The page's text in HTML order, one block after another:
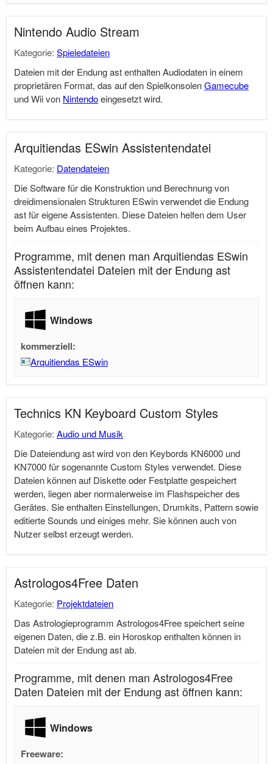
Nintendo Audio Stream
Kategorie: Spieledateien
Dateien mit der Endung ast enthalten Audiodaten in einem
proprietären Format, das auf den SpielkonsolenGamecube
und Wii von Nintendoeingesetzt wird.
Arquitiendas ESwin Assistentendatei
Kategorie: Datendateien
Die Software für die Konstruktion und Berechnung von
dreidimensionalen Strukturen ESwin verwendet die Endung
ast für eigene Assistenten. Diese Dateien helfen dem User
beim Aufbau eines Projektes.
Programme, mit denen man Arquitiendas ESwin
Assistentendatei Dateien mit der Endung ast
öffnen kann:
Windows
kommerziell:
Arquitiendas ESwin
Technics KN Keyboard Custom Styles
Kategorie: Audio und Musik
Die Dateiendung ast wird von den Keybords KN6000 und
KN7000 für sogenannte Custom Styles verwendet. Diese
Dateien können auf Diskette oder Festplatte gespeichert
werden, liegen aber normalerweise im Flashspeicher des
Gerätes. Sie enthalten Einstellungen, Drumkits, Pattern sowie
editierte Sounds und einiges mehr. Sie können auch von
Nutzer selbst erzeugt werden.
Astrologos4Free Daten
Kategorie: Projektdateien
Das Astrologieprogramm Astrologos4Free speichert seine
eigenen Daten, die z.B. ein Horoskop enthalten können in
Dateien mit der Endung ast ab.
Programme, mit denen man Astrologos4Free
Daten Dateien mit der Endung ast öffnen kann:
Windows
Freeware: